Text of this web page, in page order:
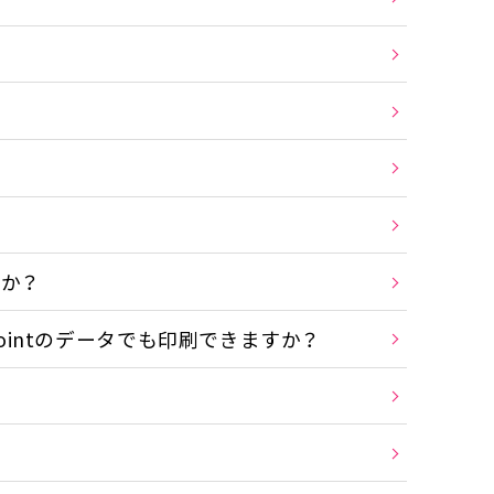
？
のデータでも印刷できますか？